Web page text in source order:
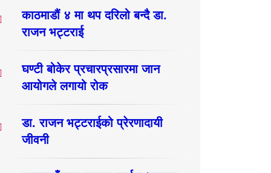
काठमाडौं ४ मा थप दरिलो बन्दै डा.
राजन भट्टराई
घण्टी बोकेर प्रचारप्रसारमा जान
आयोगले लगायो रोक
डा. राजन भट्टराईको प्रेरणादायी
जीवनी